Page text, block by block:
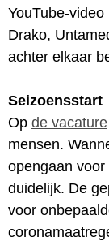
YouTube-
Drako,
achter elkaar
Seizoensstart
Op de vacature
mensen.
opengaan
duidelijk. De
voor